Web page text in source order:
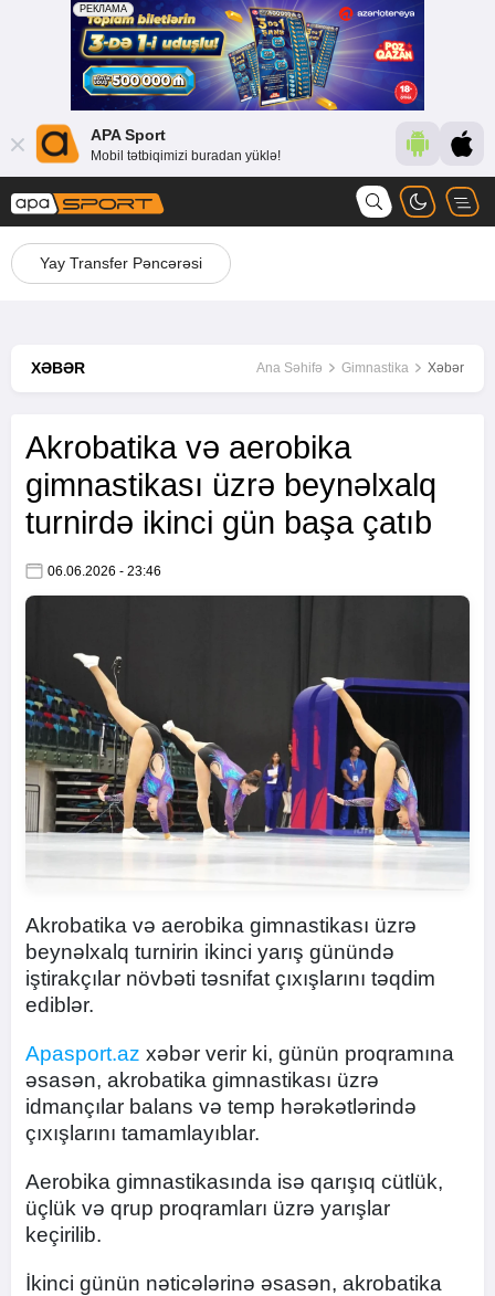
APA Sport
Mobil tətbiqimizi buradan yüklə!
Yay Transfer Pəncərəsi
XƏBƏR Ana Səhifə Gimnastika Xəbər
Akrobatika və aerobika
gimnastikası üzrə beynəlxalq
turnirdə ikinci gün başa çatıb
06.06.2026 - 23:46
Akrobatika və aerobika gimnastikası üzrə
beynəlxalq turnirin ikinci yarış günündə
iştirakçılar növbəti təsnifat çıxışlarını təqdim
ediblər.
Apasport.az xəbər verir ki, günün proqramına
əsasən, akrobatika gimnastikası üzrə
idmançılar balans və temp hərəkətlərində
çıxışlarını tamamlayıblar.
Aerobika gimnastikasında isə qarışıq cütlük,
üçlük və qrup proqramları üzrə yarışlar
keçirilib.
İkinci günün nəticələrinə əsasən, akrobatika